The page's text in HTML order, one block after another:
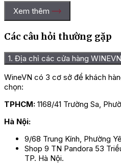
Rượu Vang
Phương pháp sản xuất
Meursault Meursault
Nguyên liệu chính để sản xuất
Meursault Meursault Charmes
gieo trồng tại vùng Bourgogne.
vào tháng 9 trong khoảng 2 tuần.
Xem thêm
Các câu hỏi thường gặp
1. Địa chỉ các cửa hàng
WineVN có 3 cơ sở để khách
chọn:
TPHCM: 1168/41 Trường Sa,
Hà Nội:
9/68 Trung Kính, Phường
Shop 9 TN Pandora 53
TP. Hà Nội.